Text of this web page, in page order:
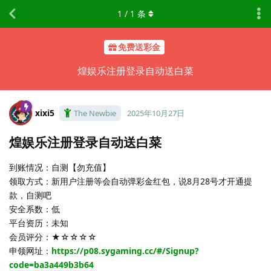
免费送彩金
煌娱乐注册登录自动送白菜
1 / 1 条
xixi5 The Newbie 2025年10月27日
煌娱乐注册登录自动送白菜
到账情况：自测【勿充值】
领取方式：新用户注册等会自动弹彩金红包，说8月28号才开通提
款，自测吧
安全系数：低
平台资历：未知
会员评分：★☆☆☆☆
申领网址： https://p08.sygaming.cc/#/Signup?
code=ba3a449b3b64